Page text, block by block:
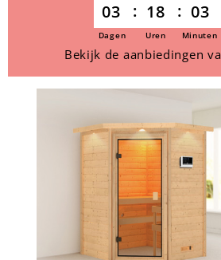
03 18 03
Dagen Uren Minuten
Bekijk de aanbiedingen